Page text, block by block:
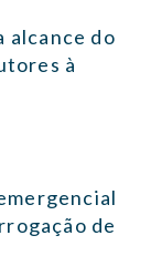
alcance do
à
de